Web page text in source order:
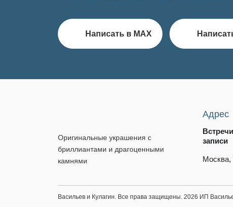
Написать в MAX
Оригинальные украшения с
бриллиантами и драгоценными
камнями
Адрес
записи
Москва,
Васильев и Кулагин. Все права защищены. 2026 ИП